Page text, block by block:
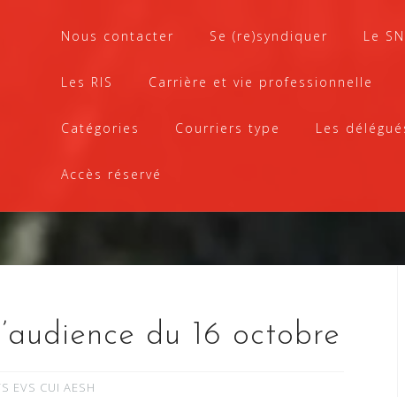
Nous contacter Se (re)syndiquer Le
Les RIS Carrière et vie professionnelle
Catégories Courriers type Les
Accès réservé
du 16 octobre
EVS CUI AESH